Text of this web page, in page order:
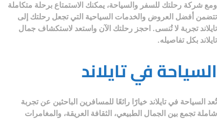
ومع شركة رحلتك للسفر والسياحة، يمكنك الاستمتاع برحلة متكاملة
تتضمن أفضل العروض والخدمات السياحية التي تجعل رحلتك إلى
تايلاند تجربة لا تُنسى. احجز رحلتك الآن واستعد لاستكشاف جمال
تايلاند بكل تفاصيله.
السياحة في تايلاند
تُعد السياحة في تايلاند خيارًا رائعًا للمسافرين الباحثين عن تجربة
شاملة تجمع بين الجمال الطبيعي، الثقافة العريقة، والمغامرات